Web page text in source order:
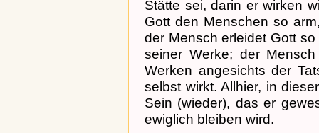
Stätte sei, darin er wirken
Gott den Menschen so
der Mensch erleidet Gott
seiner Werke; der
Werken angesichts der
selbst wirkt. Allhier, in
Sein (wieder), das er
ewiglich bleiben wird.